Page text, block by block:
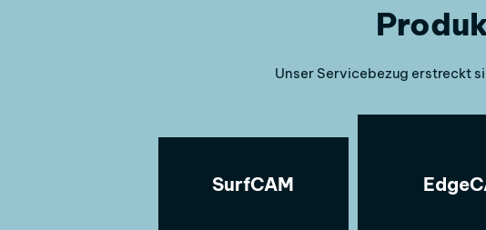
Unser Servicebezug erstreckt
SurfCAM